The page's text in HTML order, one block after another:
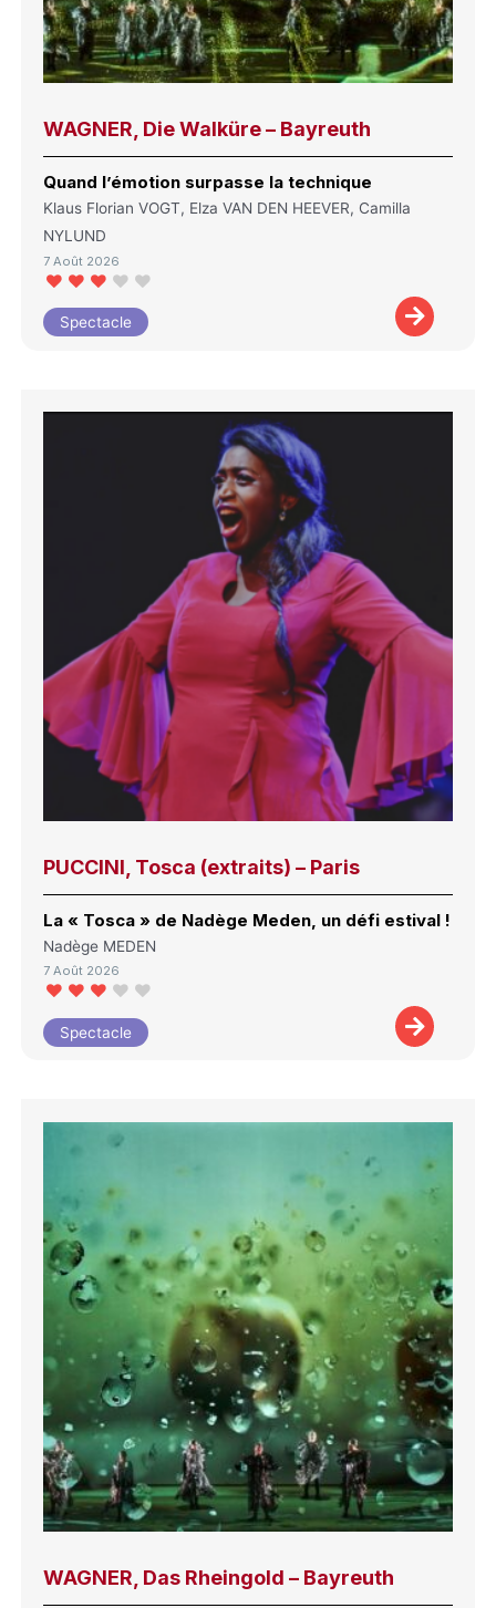
WAGNER, Die Walküre – Bayreuth
Quand l’émotion surpasse la technique
Klaus Florian VOGT, Elza VAN DEN HEEVER, Camilla
NYLUND
7 Août 2026
Spectacle
PUCCINI, Tosca (extraits) – Paris
La « Tosca » de Nadège Meden, un défi estival !
Nadège MEDEN
7 Août 2026
Spectacle
WAGNER, Das Rheingold – Bayreuth